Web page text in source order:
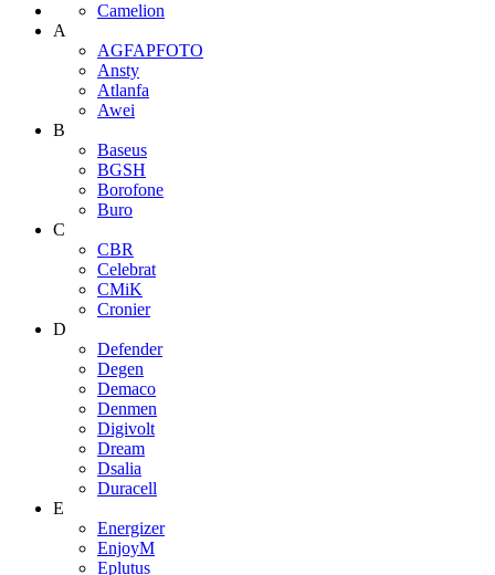
Camelion
A
AGFAPFOTO
Ansty
Atlanfa
Awei
B
Baseus
BGSH
Borofone
Buro
C
CBR
Celebrat
CMiK
Cronier
D
Defender
Degen
Demaco
Denmen
Digivolt
Dream
Dsalia
Duracell
E
Energizer
EnjoyM
Eplutus